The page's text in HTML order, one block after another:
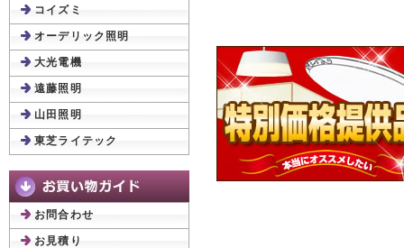
コイズミ
オーデリック照明
大光電機
遠藤照明
山田照明
東芝ライテック
お問合わせ
お見積り